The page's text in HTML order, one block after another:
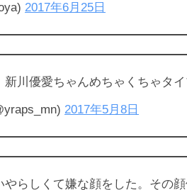
2017年6月25日
川優愛ちゃんめちゃくちゃタ
2017年5月8日
らしくて嫌な顔をした。その